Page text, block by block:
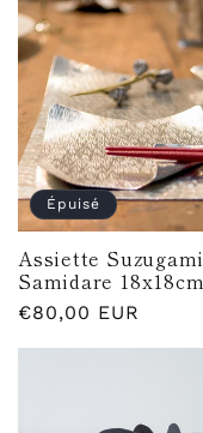
Épuisé
Assiette Suzugami
Samidare 18x18cm
Prix
€80,00 EUR